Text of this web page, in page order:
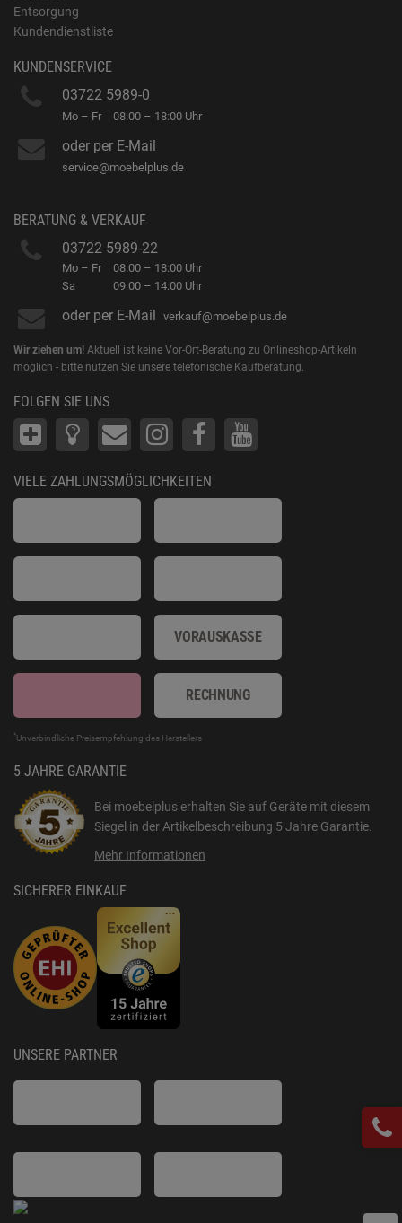
Entsorgung
Kundendienstliste
KUNDENSERVICE
03722 5989-0
Mo – Fr 08:00 – 18:00 Uhr
oder per E-Mail
service@moebelplus.de
BERATUNG & VERKAUF
03722 5989-22
Mo – Fr
Sa
08:00 – 18:00 Uhr
09:00 – 14:00 Uhr
oder per E-Mail verkauf@moebelplus.de
Wir ziehen um! Aktuell ist keine Vor-Ort-Beratung zu Onlineshop-Artikeln
möglich - bitte nutzen Sie unsere telefonische Kaufberatung.
FOLGEN SIE UNS
VIELE ZAHLUNGSMÖGLICHKEITEN
VORAUSKASSE
RECHNUNG
*Unverbindliche Preisempfehlung des Herstellers
5 JAHRE GARANTIE
Bei moebelplus erhalten Sie auf Geräte mit diesem
Siegel in der Artikelbeschreibung 5 Jahre Garantie.
Mehr Informationen
SICHERER EINKAUF
UNSERE PARTNER